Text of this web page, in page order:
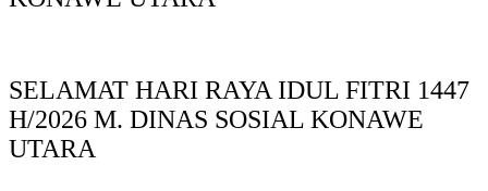
SELAMAT HARI RAYA IDUL FITRI 1447
H/2026 M. DINAS SOSIAL KONAWE
UTARA